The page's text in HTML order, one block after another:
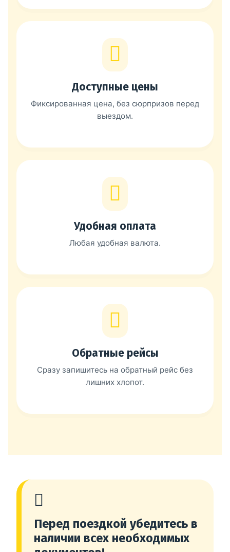
Доступные цены
Фиксированная цена, без сюрпризов перед
выездом.
Удобная оплата
Любая удобная валюта.
Обратные рейсы
Сразу запишитесь на обратный рейс без
лишних хлопот.
Перед поездкой убедитесь в
наличии всех необходимых